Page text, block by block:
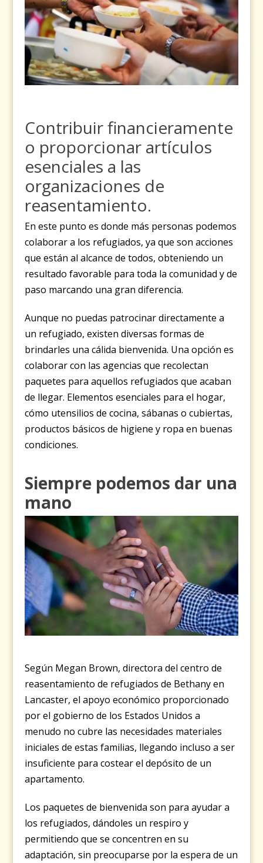
Contribuir financieramente
o proporcionar artículos
esenciales a las
organizaciones de
reasentamiento.
En este punto es donde más personas podemos
colaborar a los refugiados, ya que son acciones
que están al alcance de todos, obteniendo un
resultado favorable para toda la comunidad y de
paso marcando una gran diferencia.
Aunque no puedas patrocinar directamente a
un refugiado, existen diversas formas de
brindarles una cálida bienvenida. Una opción es
colaborar con las agencias que recolectan
paquetes para aquellos refugiados que acaban
de llegar. Elementos esenciales para el hogar,
cómo utensilios de cocina, sábanas o cubiertas,
productos básicos de higiene y ropa en buenas
condiciones.
Siempre podemos dar una
mano
Según Megan Brown, directora del centro de
reasentamiento de refugiados de Bethany en
Lancaster, el apoyo económico proporcionado
por el gobierno de los Estados Unidos a
menudo no cubre las necesidades materiales
iniciales de estas familias, llegando incluso a ser
insuficiente para costear el depósito de un
apartamento.
Los paquetes de bienvenida son para ayudar a
los refugiados, dándoles un respiro y
permitiendo que se concentren en su
adaptación, sin preocuparse por la espera de un